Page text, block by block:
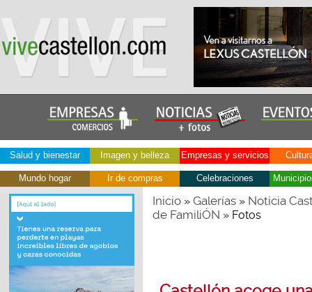
Salud y bienestar Imagen y belleza Empresas y servicios
Mundo hogar Ir de compras Celebraciones
Inicio» Galerías» Noticia
de FamiliÓN » Fotos